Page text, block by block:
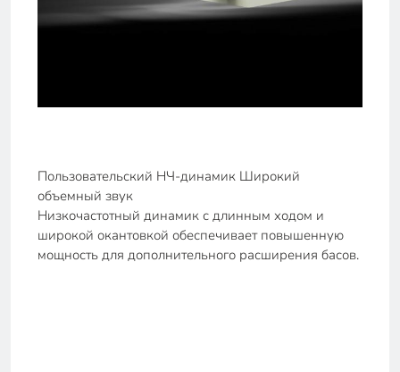
Пользовательский НЧ-динамик Широкий
объемный звук
Низкочастотный динамик с длинным ходом и
широкой окантовкой обеспечивает повышенную
мощность для дополнительного расширения басов.